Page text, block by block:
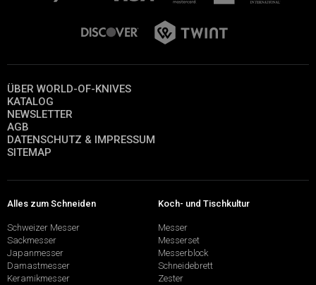
ÜBER WORLD-OF-KNIVES
KATALOG
NEWSLETTER
AGB
DATENSCHUTZ & IMPRESSUM
SITEMAP
Alles zum Schneiden
Schweizer Messer
Sackmesser
Japanmesser
Damastmesser
Keramikmesser
Koch- und Tischkultur
Messer
Messerset
Messerblock
Schneidebrett
Zester